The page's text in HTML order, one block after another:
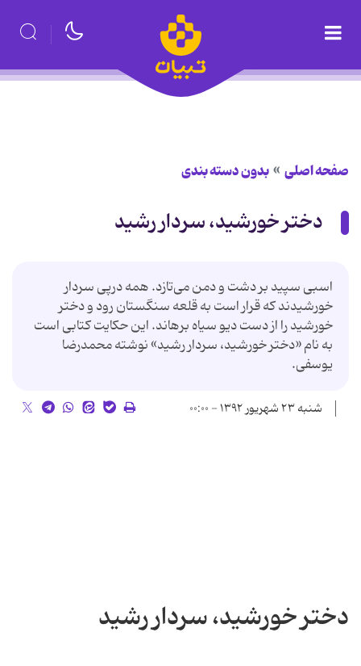
صفحه اصلی بدون دسته بندی
دختر خورشید، سردار رشید
اسبی سپید بر دشت و دمن می‌تازد. همه درپی سردار
خورشیدند که قرار است به قلعه سنگستان رود و دختر
خورشید را از دست دیو سیاه برهاند. این حکایت کتابی است
به نام «دختر خورشید، سردار رشید»‌ نوشته محمدرضا
یوسفی.
شنبه ۲۳ شهریور ۱۳۹۲ - ۰۰:۰۰
دختر خورشید، سردار رشید